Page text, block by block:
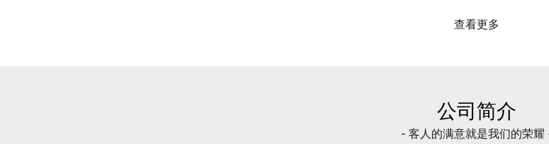
查看更多
公司简介
- 客人的满意就是我们的荣耀